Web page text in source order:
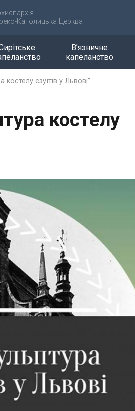
Католицька Церква
В’язничне
капеланство
костелу єзуїтів у Львові”
костелу